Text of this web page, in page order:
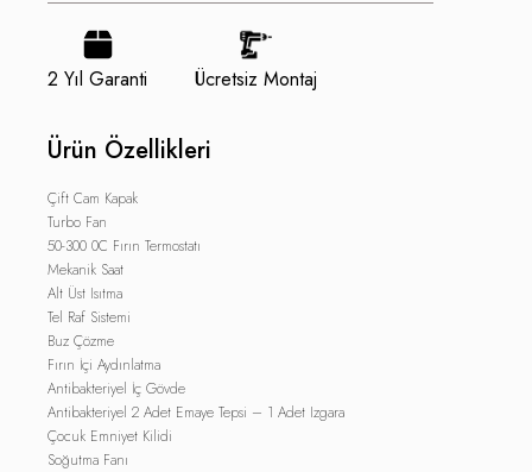
2 Yıl Garanti Ücretsiz Montaj
Ürün Özellikleri
Çift Cam Kapak
Turbo Fan
50-300 0C Fırın Termostatı
Mekanik Saat
Alt Üst Isıtma
Tel Raf Sistemi
Buz Çözme
Fırın İçi Aydınlatma
Antibakteriyel İç Gövde
Antibakteriyel 2 Adet Emaye Tepsi – 1 Adet Izgara
Çocuk Emniyet Kilidi
Soğutma Fanı